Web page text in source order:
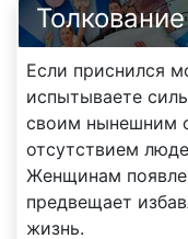
Если приснился
испытываете
своим нынешним
отсутствием
Женщинам
предвещает
жизнь.